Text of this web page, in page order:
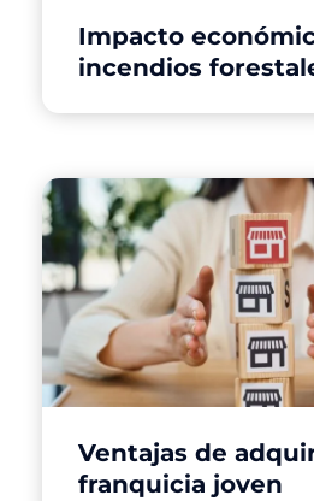
Impacto
incendios
Ventajas de
franquicia joven